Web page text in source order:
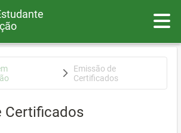
Emissão de
Certificados
Certificados